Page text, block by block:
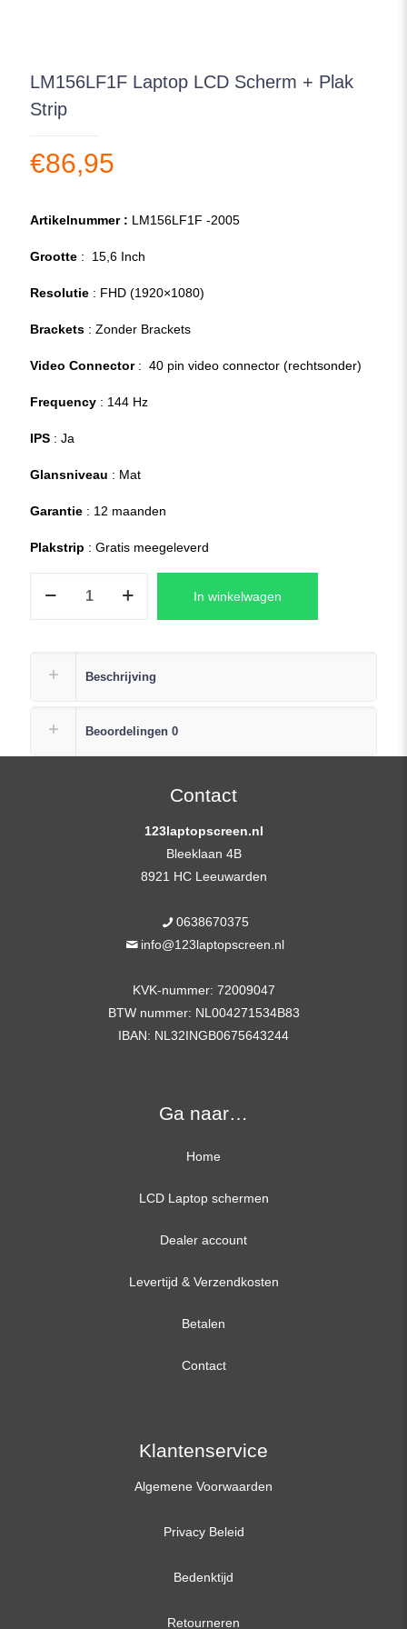
LM156LF1F Laptop LCD Scherm + Plak
Strip
€86,95
Artikelnummer : LM156LF1F -2005
Grootte : 15,6 Inch
Resolutie : FHD (1920×1080)
Brackets : Zonder Brackets
Video Connector: 40 pin video connector (rechtsonder)
Frequency : 144 Hz
IPS : Ja
Glansniveau : Mat
Garantie : 12 maanden
Plakstrip : Gratis meegeleverd
In winkelwagen
Beschrijving
Beoordelingen 0
Contact
123laptopscreen.nl
Bleeklaan 4B
8921 HC Leeuwarden
0638670375
info@123laptopscreen.nl
KVK-nummer: 72009047
BTW nummer: NL004271534B83
IBAN: NL32INGB0675643244
Ga naar…
Home
LCD Laptop schermen
13,3 inch
14,0 inch
15,6 inch
17,3 inch
Dealer account
Levertijd & Verzendkosten
Betalen
Contact
Klantenservice
Algemene Voorwaarden
Privacy Beleid
Bedenktijd
Retourneren